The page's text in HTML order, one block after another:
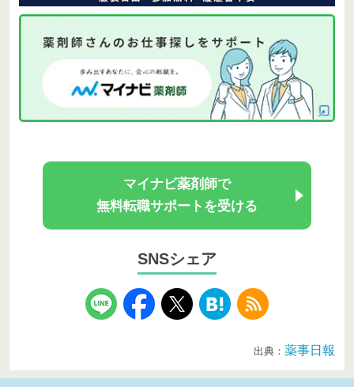
マイナビ薬剤師で
無料転職サポートを受ける
SNSシェア
出典： 薬事日報